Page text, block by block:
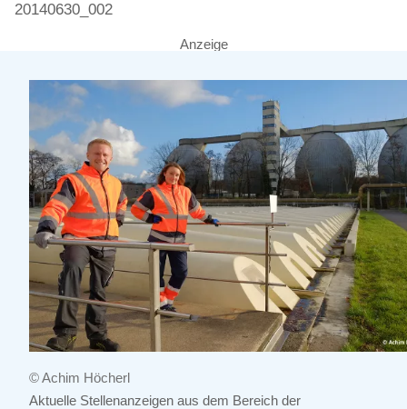
20140630_002
Anzeige
© Achim Höcherl
Aktuelle Stellenanzeigen aus dem Bereich der